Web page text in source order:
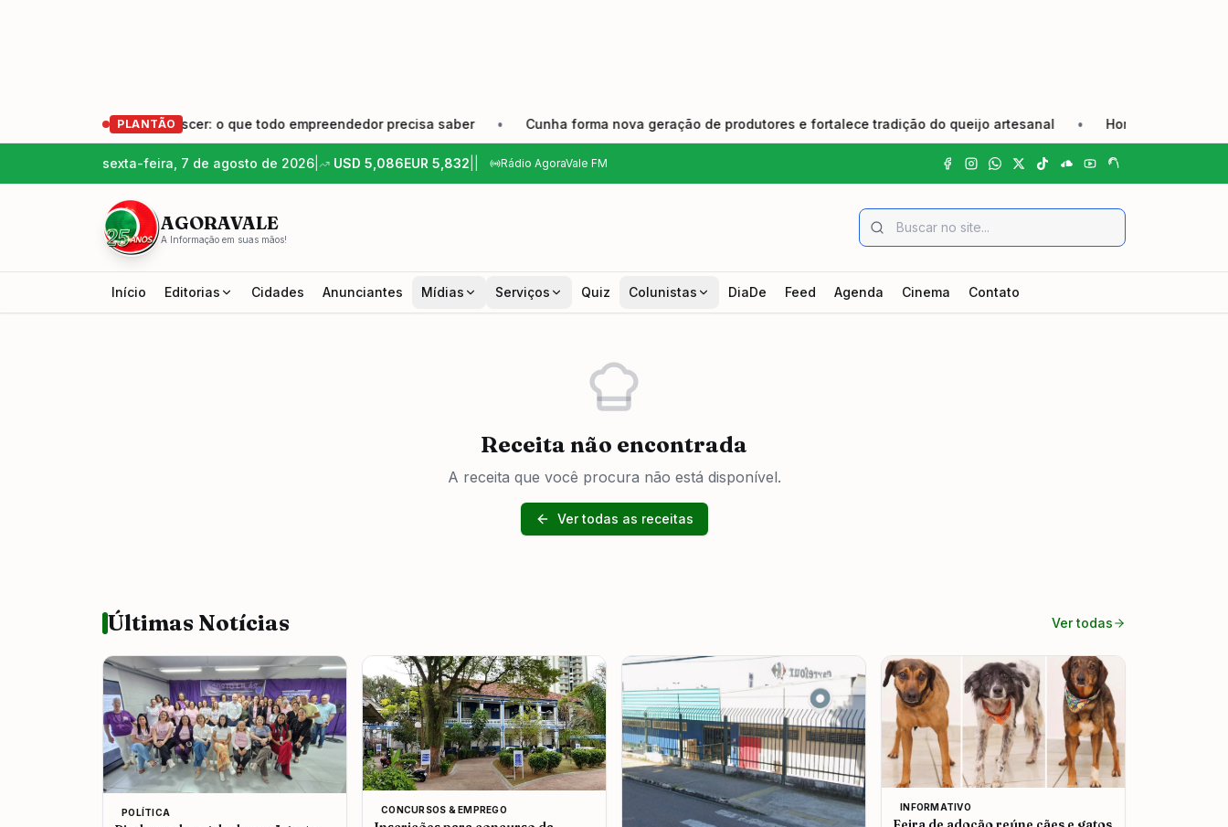
PLANTÃO
– Empreender e Crescer: o que todo empreendedor precisa saber • Cunha forma nova geração de produtores e fortalece tradição do queijo artesanal • Homem é preso em
sexta-feira, 7 de agosto de 2026 USD 5,086EUR 5,832 Rádio AgoraVale FM
AGORAVALE
A Informação em suas mãos!
Início Editorias Cidades Anunciantes Mídias Serviços Quiz Colunistas DiaDe Feed Agenda Cinema Contato
Receita não encontrada
A receita que você procura não está disponível.
Ver todas as receitas
Últimas Notícias Ver todas
POLÍTICA CONCURSOS & EMPREGO INFORMATIVO